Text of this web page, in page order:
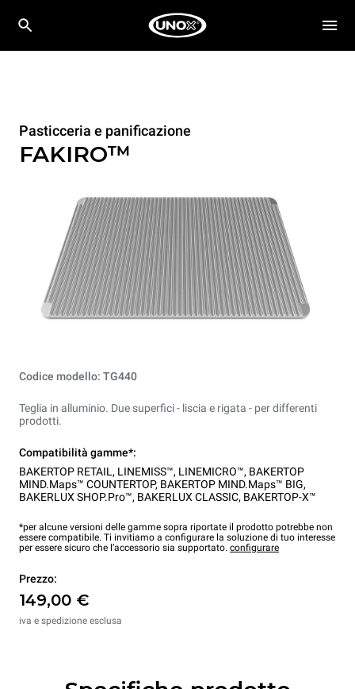
Pasticceria e panificazione
FAKIRO™
Codice modello: TG440
Teglia in alluminio. Due superfici - liscia e rigata - per differenti
prodotti.
Compatibilità gamme*:
BAKERTOP RETAIL , LINEMISS™, LINEMICRO™, BAKERTOP
MIND.Maps™ COUNTERTOP, BAKERTOP MIND.Maps™ BIG,
BAKERLUX SHOP.Pro™, BAKERLUX CLASSIC, BAKERTOP-X™
*per alcune versioni delle gamme sopra riportate il prodotto potrebbe non
essere compatibile. Ti invitiamo a configurare la soluzione di tuo interesse
per essere sicuro che l’accessorio sia supportato. configurare
Prezzo:
149,00 €
iva e spedizione esclusa